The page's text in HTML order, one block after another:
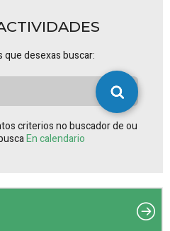
que desexas buscar:
criterios no buscador de ou
En calendario